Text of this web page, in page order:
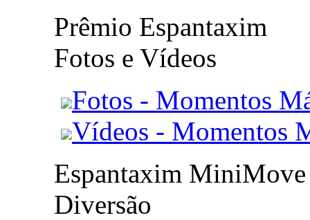
Prêmio Espantaxim
Fotos e Vídeos
Fotos - Momentos
Vídeos - Momentos
Espantaxim MiniMove
Diversão